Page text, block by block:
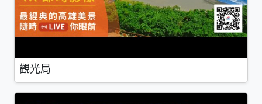
觀光局